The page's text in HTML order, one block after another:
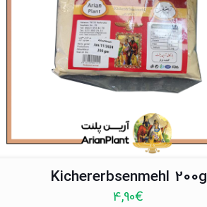
Kichererbsenmehl 200g
4,90€